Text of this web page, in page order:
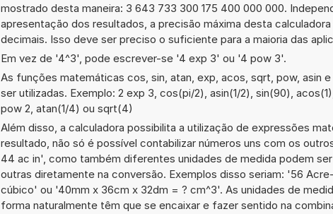
mostrado desta maneira: 3 643 733 300 175 400 000 000.
apresentação dos resultados, a precisão máxima desta calculadora
decimais. Isso deve ser preciso o suficiente para a maioria das
Em vez de '4^3', pode escrever-se '4 exp 3' ou '4 pow 3'.
As funções matemáticas cos, sin, atan, exp, acos, sqrt, pow, asin
ser utilizadas. Exemplo: 2 exp 3, cos(pi/2), asin(1/2), sin(90),
pow 2, atan(1/4) ou sqrt(4)
Além disso, a calculadora possibilita a utilização de expressões
resultado, não só é possível contabilizar números uns com os
44 ac in', como também diferentes unidades de medida podem
outras diretamente na conversão. Exemplos disso seriam: '56
cúbico' ou '40mm x 36cm x 32dm = ? cm^3'. As unidades de
forma naturalmente têm que se encaixar e fazer sentido na